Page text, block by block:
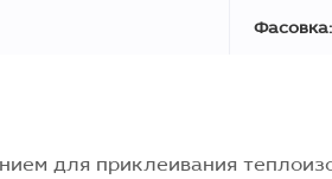
Фасовка:
для приклеивания